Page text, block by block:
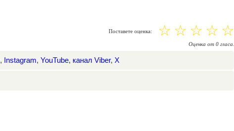
Поставете оценка: ☆
☆
☆
☆
☆
Оценка от 0гласа.
, Instagram, YouTube, канал Viber, X